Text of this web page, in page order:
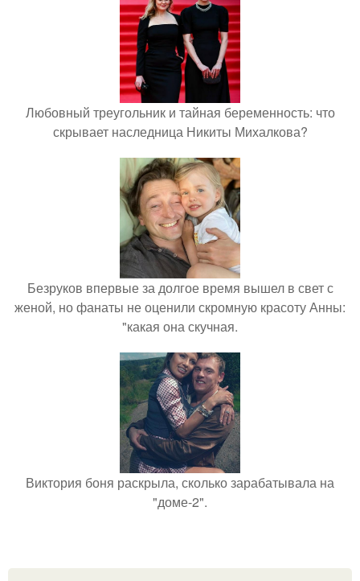
Любовный треугольник и тайная беременность: что
скрывает наследница Никиты Михалкова?
Безруков впервые за долгое время вышел в свет с
женой, но фанаты не оценили скромную красоту Анны:
"какая она скучная.
Виктория боня раскрыла, сколько зарабатывала на
"доме-2".